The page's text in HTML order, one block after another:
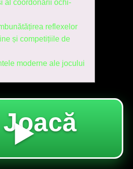
al coordonării ochi-
reflexelor
și competițiile de
moderne ale jocului
Joacă
▶️